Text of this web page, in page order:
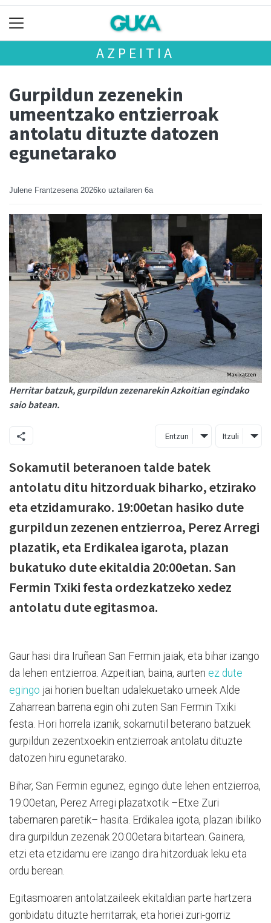
AZPEITIA
Gurpildun zezenekin
umeentzako entzierroak
antolatu dituzte datozen
egunetarako
Julene Frantzesena 2026ko uztailaren 6a
Herritar batzuk, gurpildun zezenarekin Azkoitian egindako
saio batean.
Entzun Itzuli
Sokamutil beteranoen talde batek
antolatu ditu hitzorduak biharko, etzirako
eta etzidamurako. 19:00etan hasiko dute
gurpildun zezenen entzierroa, Perez Arregi
plazatik, eta Erdikalea igarota, plazan
bukatuko dute ekitaldia 20:00etan. San
Fermin Txiki festa ordezkatzeko xedez
antolatu dute egitasmoa.
Gaur hasi dira Iruñean San Fermin jaiak, eta bihar izango
da lehen entzierroa. Azpeitian, baina, aurten ez dute
egingo jai horien bueltan udalekuetako umeek Alde
Zaharrean barrena egin ohi zuten San Fermin Txiki
festa. Hori horrela izanik, sokamutil beterano batzuek
gurpildun zezentxoekin entzierroak antolatu dituzte
datozen hiru egunetarako.
Bihar, San Fermin egunez, egingo dute lehen entzierroa,
19:00etan, Perez Arregi plazatxotik –Etxe Zuri
tabernaren paretik– hasita. Erdikalea igota, plazan ibiliko
dira gurpildun zezenak 20:00etara bitartean. Gainera,
etzi eta etzidamu ere izango dira hitzorduak leku eta
ordu berean.
Egitasmoaren antolatzaileek ekitaldian parte hartzera
gonbidatu dituzte herritarrak, eta horiei zuri-gorriz